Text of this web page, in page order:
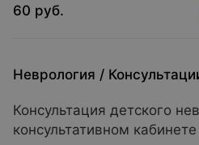
60 руб.
Неврология /
Консультация детского
консультативном кабинете